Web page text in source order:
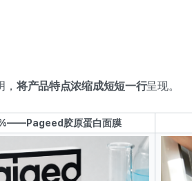
，将产品特点浓缩成短短一行呈现。
胶原蛋白面膜